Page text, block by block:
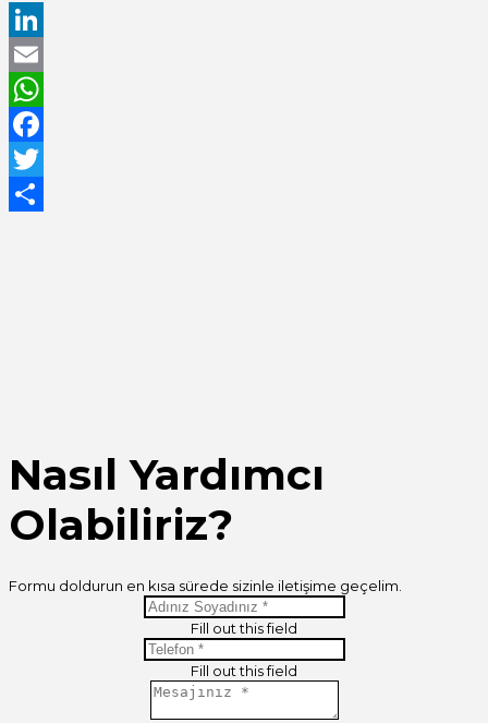
LinkedIn
Email
WhatsApp
Facebook
Twitter
Nasıl Yardımcı
Olabiliriz?
Formu doldurun en kısa sürede sizinle iletişime geçelim.
Fill out this field
Fill out this field